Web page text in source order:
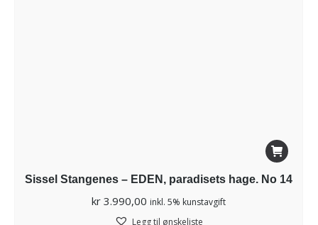
Sissel Stangenes – EDEN, paradisets hage. No 14
kr 3.990,00 inkl. 5% kunstavgift
Legg til ønskeliste